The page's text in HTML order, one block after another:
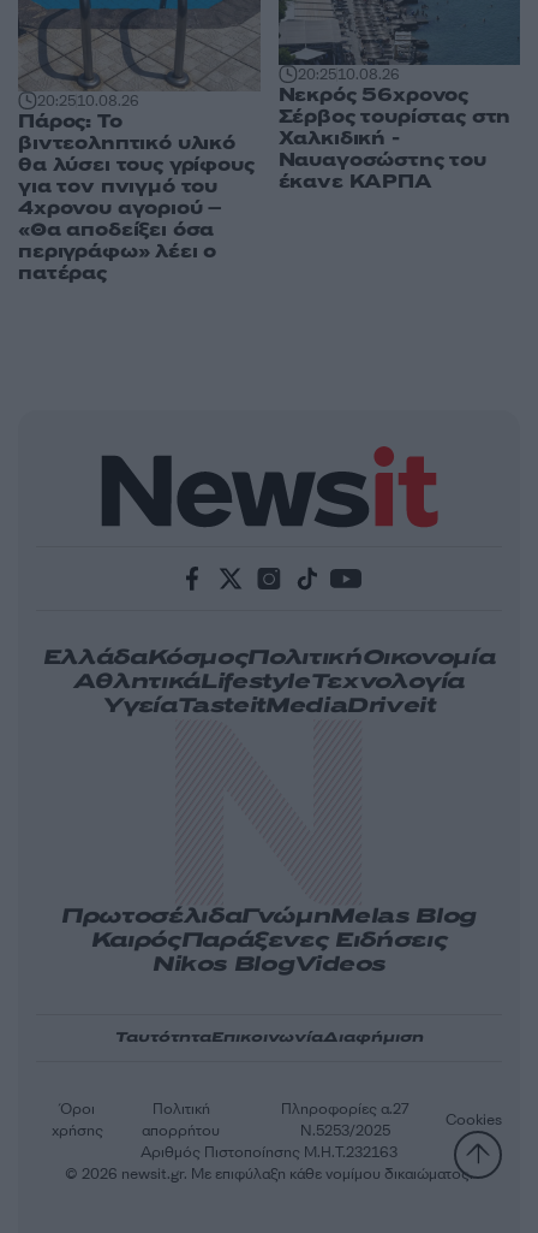
20:2510.08.26
Πάρος: Το
βιντεοληπτικό υλικό
θα λύσει τους γρίφους
για τον πνιγμό του
4χρονου αγοριού –
«Θα αποδείξει όσα
περιγράφω» λέει ο
πατέρας
20:2510.08.26
Νεκρός 56χρονος
Σέρβος τουρίστας στη
Χαλκιδική -
Ναυαγοσώστης του
έκανε ΚΑΡΠΑ
ΕλλάδαΚόσμοςΠολιτικήΟικονομία
ΑθλητικάLifestyleΤεχνολογία
ΥγείαTasteitMediaDriveit
ΠρωτοσέλιδαΓνώμηMelas Blog
ΚαιρόςΠαράξενες Ειδήσεις
Nikos BlogVideos
ΤαυτότηταΕπικοινωνίαΔιαφήμιση
Αριθμός Πιστοποίησης Μ.Η.Τ.232163
Όροι
χρήσης
Πολιτική
απορρήτου
Πληροφορίες α.27
Ν.5253/2025
Cookies
© 2026 newsit.gr. Με επιφύλαξη κάθε νομίμου δικαιώματος.